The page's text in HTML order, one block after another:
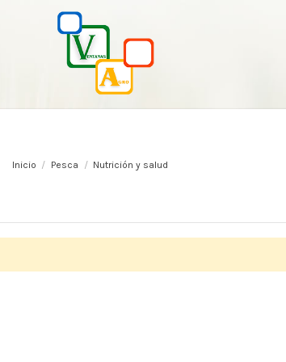
Inicio Pesca Nutrición y salud